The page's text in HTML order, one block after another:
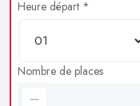
Heure départ *
Nombre de places